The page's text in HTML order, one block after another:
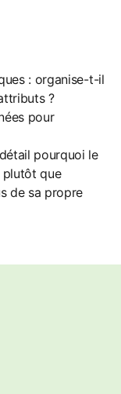
: organise-t-il
?
pour
pourquoi le
plutôt que
de sa propre